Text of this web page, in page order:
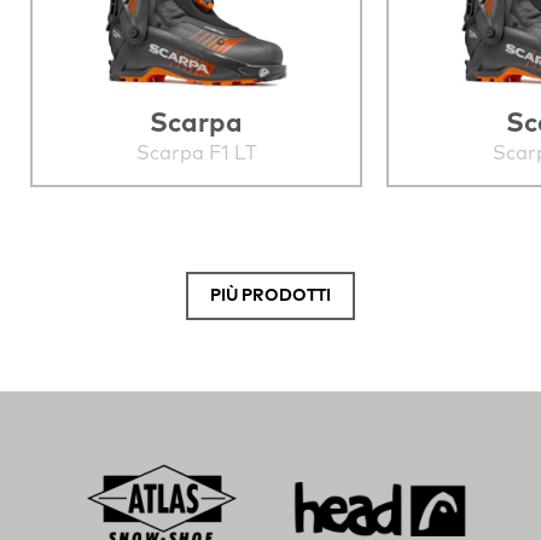
Scarpa
Scarpa F1 LT
PIÙ PRODOTTI